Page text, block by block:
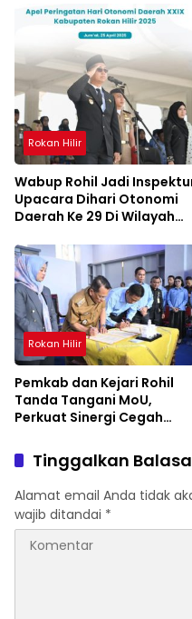
Rokan Hilir
Wabup Rohil Jadi
Upacara Dihari Otonomi
Daerah Ke 29 Di Wilayah
Rokan Hilir
Pemkab dan Kejari Rohil
Tanda Tangani MoU,
Perkuat Sinergi Cegah
Tahun 2025
Tinggalkan
Alamat email Anda tidak
wajib ditandai *